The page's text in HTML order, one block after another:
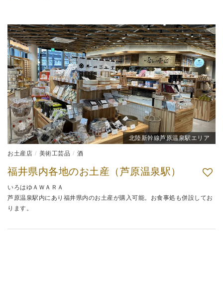
北陸新幹線芦原温泉駅エリア
お土産店 美術工芸品 酒
福井県内各地のお土産（芦原温泉駅）
いろはゆＡＷＡＲＡ
芦原温泉駅内にあり福井県内のお土産が購入可能。お食事処も併設してお
ります。